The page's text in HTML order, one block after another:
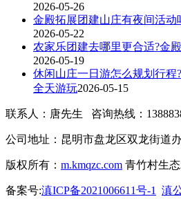
2026-05-26
金殿拓展团建山庄有夜间活动
2026-05-22
农家乐团建去哪里更合适?金
2026-05-19
休闲山庄一日游怎么规划行程
全天游玩2026-05-15
联系人：唐先生 咨询热线：
公司地址：昆明市盘龙区双龙街道
版权所有： m.kmqzc.com 青竹村生
备案号:滇ICP备2021006611号-1
滇